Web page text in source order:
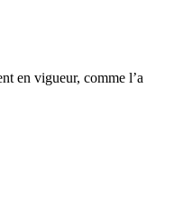
en vigueur, comme l’a